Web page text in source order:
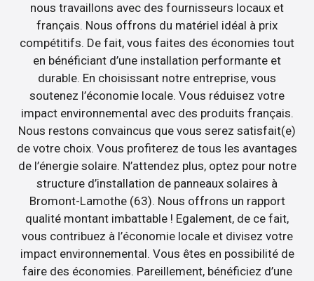
nous travaillons avec des fournisseurs locaux et
français. Nous offrons du matériel idéal à prix
compétitifs. De fait, vous faites des économies tout
en bénéficiant d’une installation performante et
durable. En choisissant notre entreprise, vous
soutenez l’économie locale. Vous réduisez votre
impact environnemental avec des produits français.
Nous restons convaincus que vous serez satisfait(e)
de votre choix. Vous profiterez de tous les avantages
de l’énergie solaire. N’attendez plus, optez pour notre
structure d’installation de panneaux solaires à
Bromont-Lamothe (63). Nous offrons un rapport
qualité montant imbattable ! Egalement, de ce fait,
vous contribuez à l’économie locale et divisez votre
impact environnemental. Vous êtes en possibilité de
faire des économies. Pareillement, bénéficiez d’une